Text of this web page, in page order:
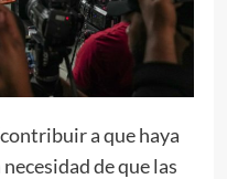
a que haya
de que las